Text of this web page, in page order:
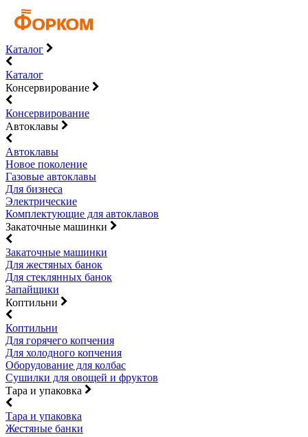
Каталог
Каталог
Консервирование
Консервирование
Автоклавы
Автоклавы
Новое поколение
Газовые автоклавы
Для бизнеса
Электрические
Комплектующие для автоклавов
Закаточные машинки
Закаточные машинки
Для жестяных банок
Для стеклянных банок
Запайщики
Коптильни
Коптильни
Для горячего копчения
Для холодного копчения
Оборудование для колбас
Сушилки для овощей и фруктов
Тара и упаковка
Тара и упаковка
Жестяные банки